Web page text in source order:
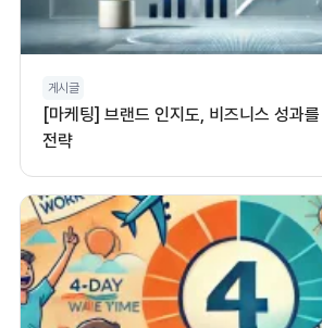
게시글
[마케팅] 브랜드 인지도, 비즈니스 성과
전략